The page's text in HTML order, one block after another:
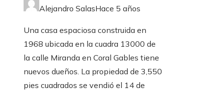
Alejandro SalasHace 5 años
Una casa espaciosa construida en
1968 ubicada en la cuadra 13000 de
la calle Miranda en Coral Gables tiene
nuevos dueños. La propiedad de 3,550
pies cuadrados se vendió el 14 de